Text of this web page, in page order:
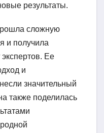
результаты.
сложную
и получила
Ее
и
значительный
также поделилась